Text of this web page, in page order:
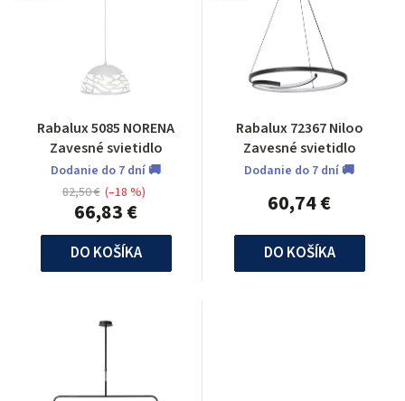
Rabalux 5085 NORENA
Zavesné svietidlo
Dodanie do 7 dní 🚚
66,83 €
82,50 € (–18 %)
DO KOŠÍKA
Rabalux 72367 Niloo
Zavesné svietidlo
Dodanie do 7 dní 🚚
60,74 €
DO KOŠÍKA